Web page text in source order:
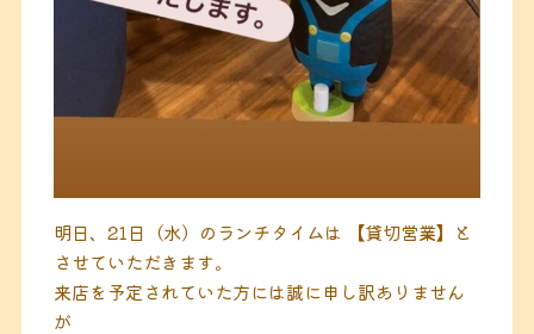
明日、21日（水）のランチタイムは 【貸切営業】と
させていただきます。
来店を予定されていた方には誠に申し訳ありません
が